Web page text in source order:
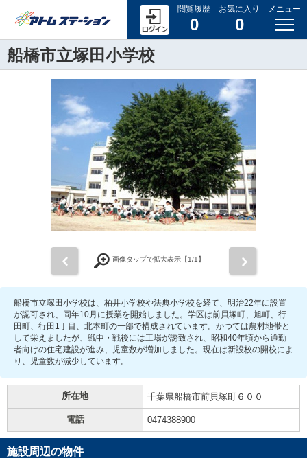
閲覧履歴
0
お気に入り
0
メニュー
船橋市立塚田小学校
画像タップで拡大表示【1/1】
船橋市立塚田小学校は、柏井小学校や法典小学校を経て、明治22年に設置
が認可され、同年10月に授業を開始しました。学区は前貝塚町、旭町、行
田町、行田1丁目、北本町の一部で構成されています。かつては農村地帯と
して栄えましたが、戦中・戦後には工場が誘致され、昭和40年頃から通勤
者向けの住宅建設が進み、児童数が増加しました。現在は新設校の開校によ
り、児童数が減少しています。
所在地 千葉県船橋市前貝塚町６００
電話 0474388900
施設周辺の物件